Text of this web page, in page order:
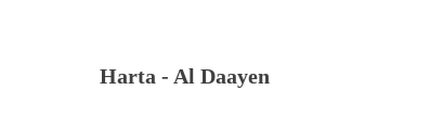
Harta - Al Daayen